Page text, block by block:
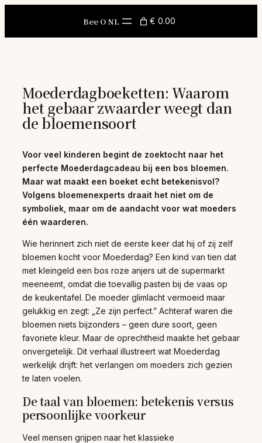
Bee O NL € 0.00
Moederdagboeketten: Waarom
het gebaar zwaarder weegt dan
de bloemensoort
Voor veel kinderen begint de zoektocht naar het
perfecte Moederdagcadeau bij een bos bloemen.
Maar wat maakt een boeket echt betekenisvol?
Volgens bloemenexperts draait het niet om de
symboliek, maar om de aandacht voor wat moeders
één waarderen.
Wie herinnert zich niet de eerste keer dat hij of zij zelf
bloemen kocht voor Moederdag? Een kind van tien dat
met kleingeld een bos roze anjers uit de supermarkt
meeneemt, omdat die toevallig pasten bij de vaas op
de keukentafel. De moeder glimlacht vermoeid maar
gelukkig en zegt: „Ze zijn perfect.” Achteraf waren die
bloemen niets bijzonders – geen dure soort, geen
favoriete kleur. Maar de oprechtheid maakte het gebaar
onvergetelijk. Dit verhaal illustreert wat Moederdag
werkelijk drijft: het verlangen om moeders zich gezien
te laten voelen.
De taal van bloemen: betekenis versus
persoonlijke voorkeur
Veel mensen grijpen naar het klassieke